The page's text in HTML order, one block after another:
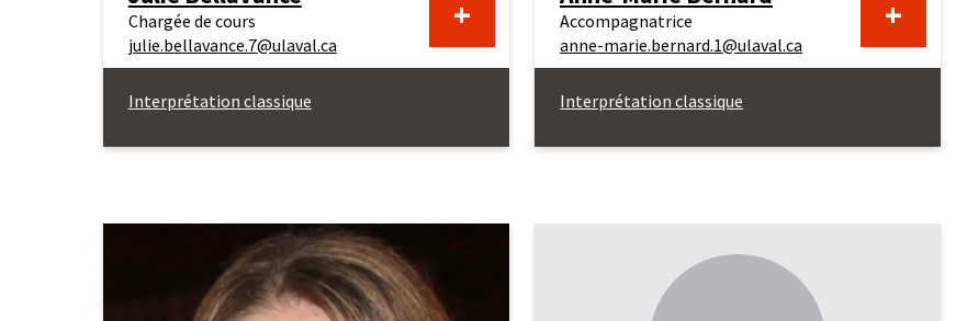
Chargée de cours
julie.bellavance.7@ulaval.ca
En
savoir
plus
+
Interprétation classique
Accompagnatrice
anne-marie.bernard.1@ulaval.ca
En
savoir
plus
+
Interprétation classique